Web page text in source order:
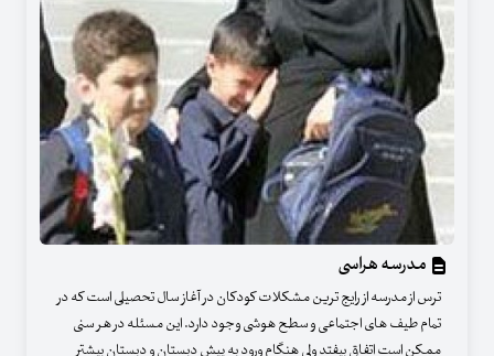
مدرسه هراسی
ترس از مدرسه از رایج ترین مشکلات کودکان در آغاز سال تحصیلی است که در
تمام طیف های اجتماعی و سطح هوشی وجود دارد. این مسئله در هر سنی
ممکن است اتفاق بیفتد ولی هنگام ورود به پیش دبستان و دبستان بیشتر